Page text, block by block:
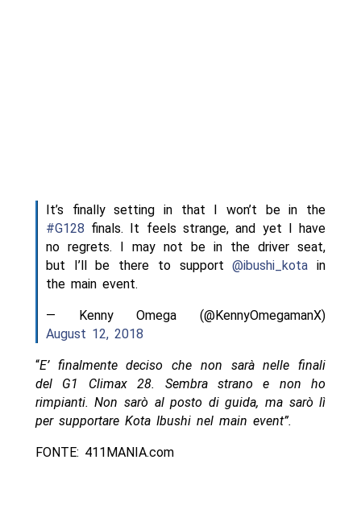
It’s finally setting in that I won’t be in the
#G128 finals. It feels strange, and yet I have
no regrets. I may not be in the driver seat,
but I’ll be there to support@ibushi_kota in
the main event.
— Kenny Omega (@KennyOmegamanX)
August 12, 2018
“E’ finalmente deciso che non sarà nelle finali
del G1 Climax 28. Sembra strano e non ho
rimpianti. Non sarò al posto di guida, ma sarò lì
per supportare Kota Ibushi nel main event”.
FONTE: 411MANIA.com